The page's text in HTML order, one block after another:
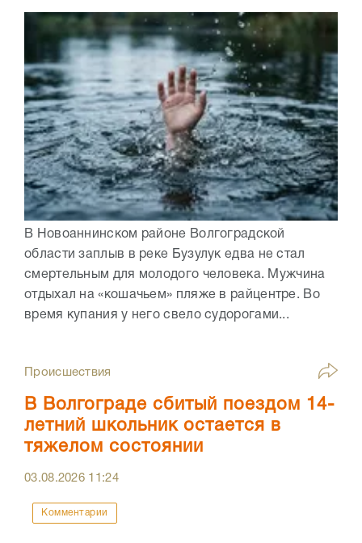
В Новоаннинском районе Волгоградской
области заплыв в реке Бузулук едва не стал
смертельным для молодого человека. Мужчина
отдыхал на «кошачьем» пляже в райцентре. Во
время купания у него свело судорогами...
Происшествия
В Волгограде сбитый поездом 14-
летний школьник остается в
тяжелом состоянии
03.08.2026 11:24
Комментарии